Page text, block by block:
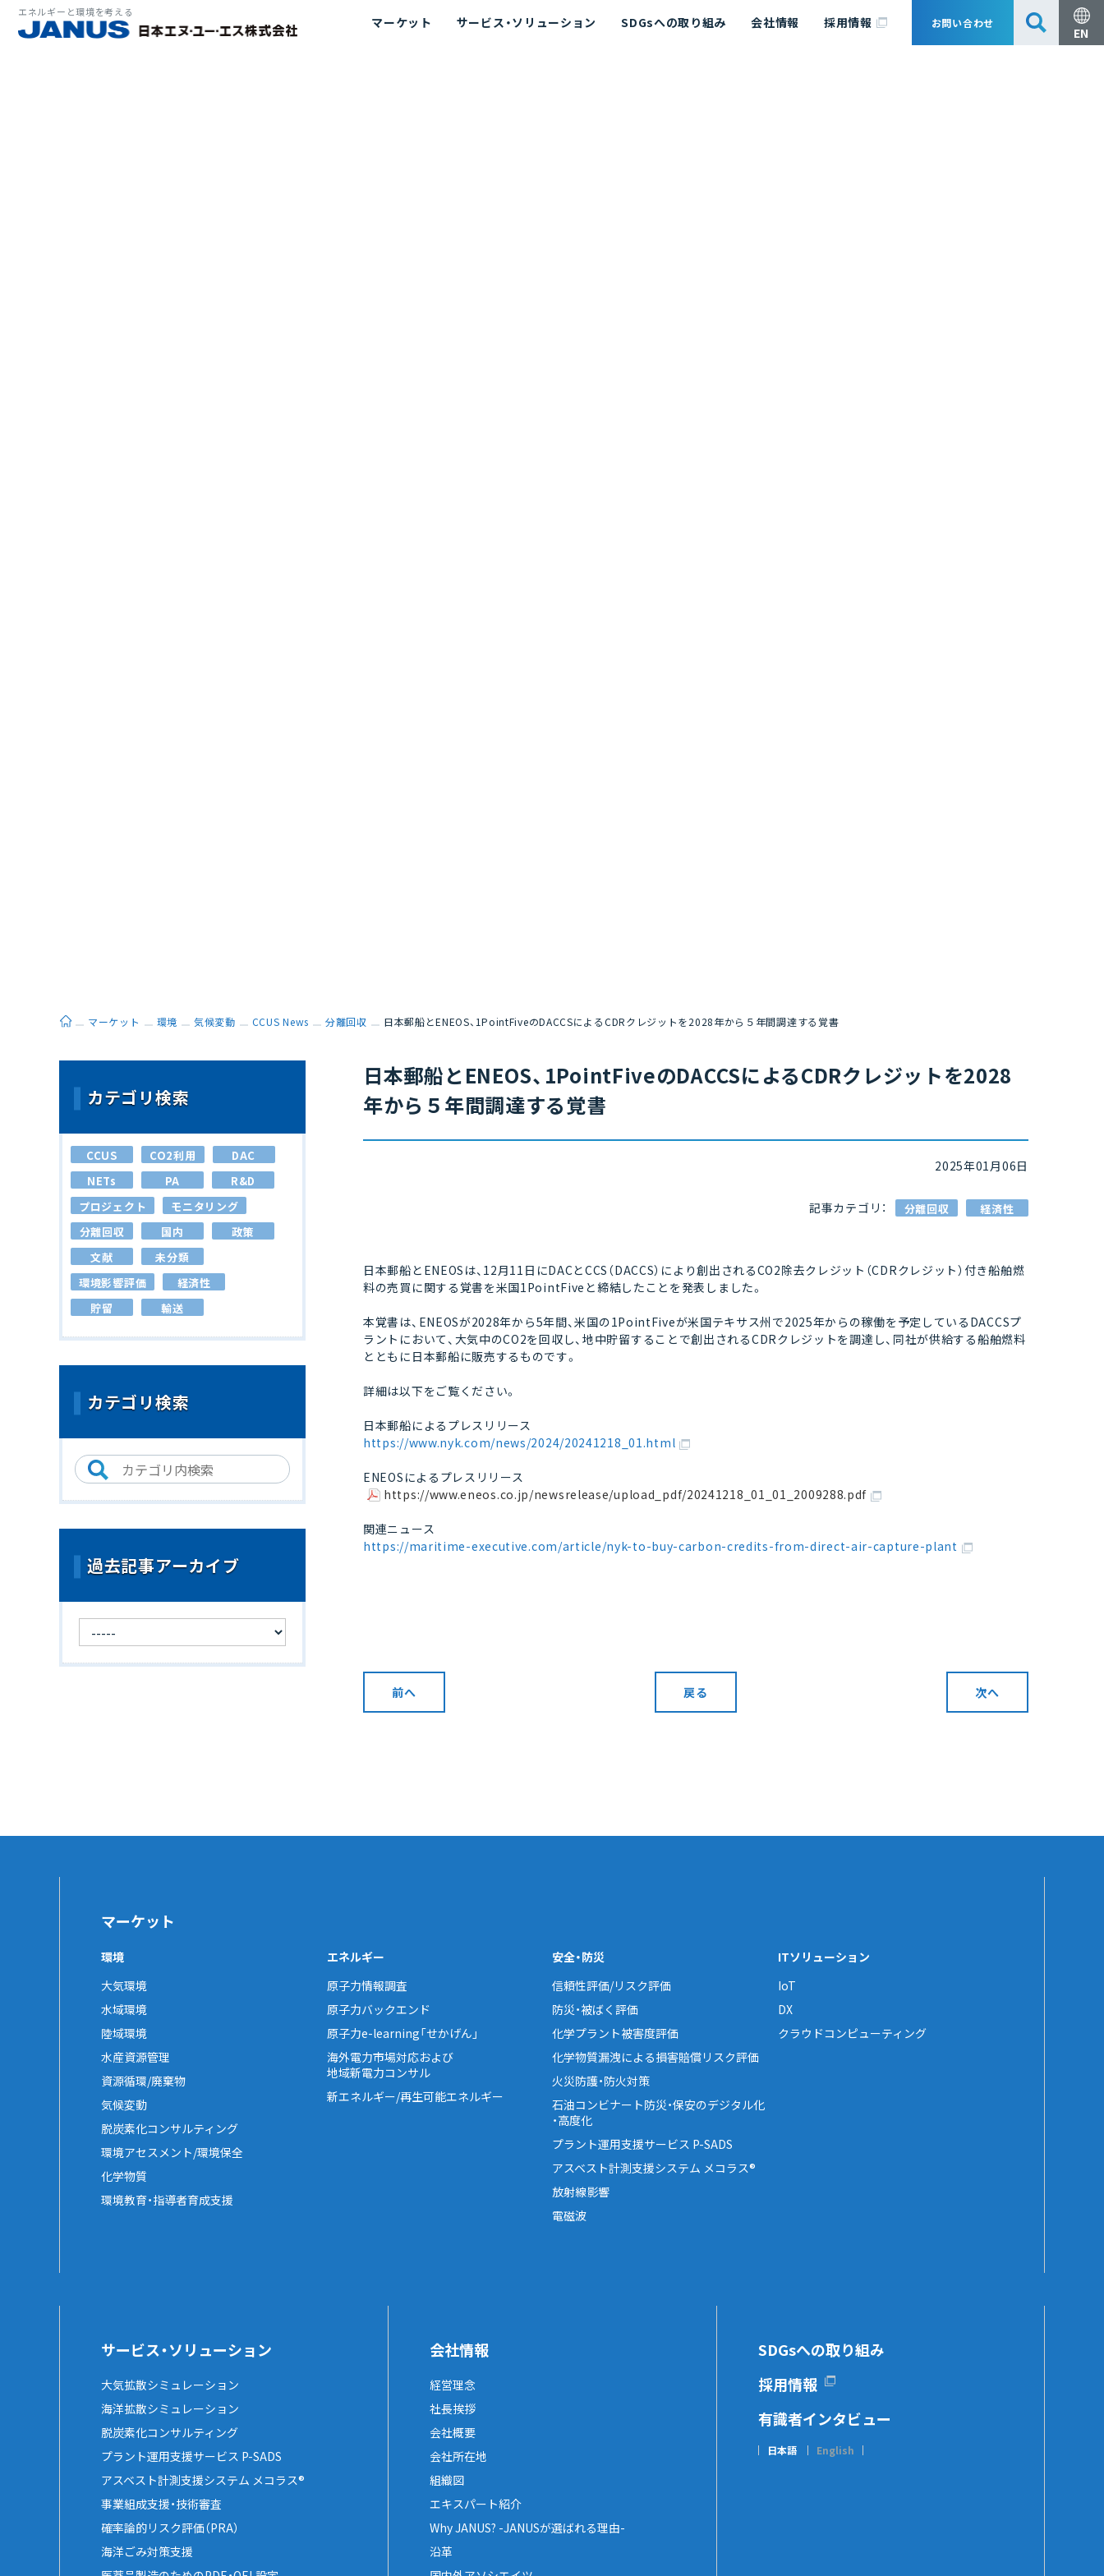
エネルギーと環境を考える
マーケット サービス・ソリューション SDGsへの取り組み 会社情報 採用情報 お問い合わせ
EN
ホームマーケット 環境 気候変動 CCUS News 分離回収 日本郵船とENEOS、1PointFiveのDACCSによるCDRクレジットを2028年から５年間調達する覚書
日本郵船とENEOS、1PointFiveのDACCSによるCDRクレジットを2028
年から５年間調達する覚書
2025年01月06日
記事カテゴリ： 分離回収 経済性
日本郵船とENEOSは、12月11日にDACとCCS（DACCS）により創出されるCO2除去クレジット（CDRクレジット）付き船舶燃
料の売買に関する覚書を米国1PointFiveと締結したことを発表しました。
本覚書は、ENEOSが2028年から5年間、米国の1PointFiveが米国テキサス州で2025年からの稼働を予定しているDACCSプ
ラントにおいて、大気中のCO2を回収し、地中貯留することで創出されるCDRクレジットを調達し、同社が供給する船舶燃料
とともに日本郵船に販売するものです。
詳細は以下をご覧ください。
日本郵船によるプレスリリース
https://www.nyk.com/news/2024/20241218_01.html
ENEOSによるプレスリリース
https://www.eneos.co.jp/newsrelease/upload_pdf/20241218_01_01_2009288.pdf
関連ニュース
https://maritime-executive.com/article/nyk-to-buy-carbon-credits-from-direct-air-capture-plant
前へ 戻る 次へ
カテゴリ検索
CCUS CO2利用
DAC
NETs
PA
R&D
プロジェクト
モニタリング
分離回収
国内
政策
文献
未分類
環境影響評価
経済性
貯留
輸送
カテゴリ検索
過去記事アーカイブ
マーケット
環境
大気環境
水域環境
陸域環境
水産資源管理
資源循環/廃棄物
気候変動
脱炭素化コンサルティング
環境アセスメント/環境保全
化学物質
環境教育・指導者育成支援
エネルギー
原子力情報調査
原子力バックエンド
原子力e-learning「せかげん」
海外電力市場対応および
地域新電力コンサル
新エネルギー/再生可能エネルギー
安全・防災
信頼性評価/リスク評価
防災・被ばく評価
化学プラント被害度評価
化学物質漏洩による損害賠償リスク評価
火災防護・防火対策
石油コンビナート防災・保安のデジタル化
・高度化
プラント運用支援サービス P-SADS
アスベスト計測支援システム メコラス®
放射線影響
電磁波
ITソリューション
IoT
DX
クラウドコンピューティング
サービス・ソリューション
大気拡散シミュレーション
海洋拡散シミュレーション
脱炭素化コンサルティング
プラント運用支援サービス P-SADS
アスベスト計測支援システム メコラス®
事業組成支援・技術審査
確率論的リスク評価（PRA）
海洋ごみ対策支援
会社情報
経営理念
社長挨拶
会社概要
会社所在地
組織図
エキスパート紹介
Why JANUS? -JANUSが選ばれる理由-
沿革
SDGsへの取り組み
採用情報
有識者インタビュー
日本語 English